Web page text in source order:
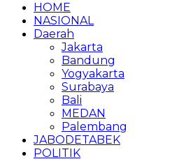
HOME
NASIONAL
Daerah
Jakarta
Bandung
Yogyakarta
Surabaya
Bali
MEDAN
Palembang
JABODETABEK
POLITIK